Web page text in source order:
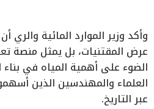
وأكد وزير الموارد المائية
عرض المقتنيات، بل يمثل منصة
الضوء على أهمية المياه في
العلماء والمهندسين الذين
عبر التاريخ.